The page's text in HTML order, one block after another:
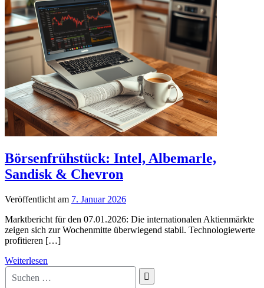
Börsenfrühstück: Intel, Albemarle,
Sandisk & Chevron
Veröffentlicht am 7. Januar 2026
Marktbericht für den 07.01.2026: Die internationalen Aktienmärkte
zeigen sich zur Wochenmitte überwiegend stabil. Technologiewerte
profitieren […]
Weiterlesen
Suche
nach: